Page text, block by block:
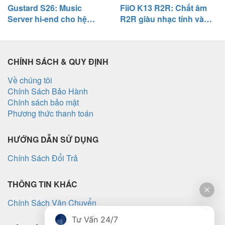
Gustard S26: Music
Server hi-end cho hệ
độ tĩnh và khả năng phối
FiiO K13 R2R: Chất âm
R2R giàu nhạc tính và
đáng nể
CHÍNH SÁCH & QUY ĐỊNH
Về chúng tôi
Chính Sách Bảo Hành
Chính sách bảo mật
Phương thức thanh toán
HƯỚNG DẪN SỬ DỤNG
Chính Sách Đổi Trả
THÔNG TIN KHÁC
Chính Sách Vận Chuyển
Tư Vấn 24/7